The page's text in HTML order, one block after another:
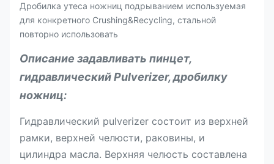
Дробилка утеса ножниц подрыванием используемая
для конкретного Crushing&Recycling, стальной
повторно использовать
Описание задавливать пинцет,
гидравлический Pulverizer, дробилку
ножниц:
Гидравлический pulverizer состоит из верхней
рамки, верхней челюсти, раковины, и
цилиндра масла. Верхняя челюсть составлена